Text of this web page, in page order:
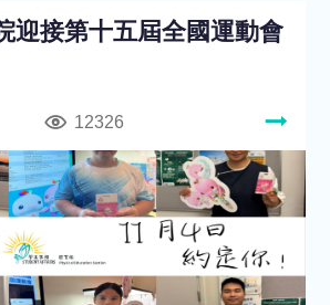
迎接第十五屆全國運動會
12326